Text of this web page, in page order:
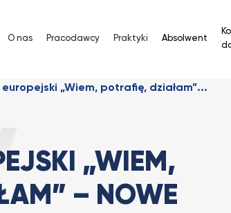
O nas Pracodawcy Praktyki Absolwent
europejski „Wiem, potrafię, działam”...
„WIEM,
– NOWE